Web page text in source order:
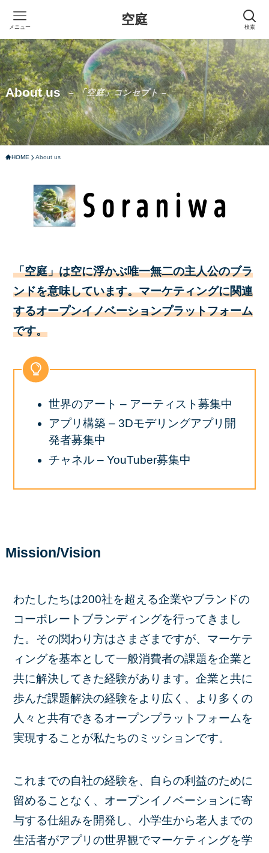
空庭 検索
メニュー
About us – 「空庭」コンセプト –
HOME About us
「空庭」は空に浮かぶ唯一無二の主人公のブラ
ンドを意味しています。マーケティングに関連
するオープンイノベーションプラットフォーム
です。
世界のアート – アーティスト募集中
アプリ構築 – 3Dモデリングアプリ開
発者募集中
チャネル – YouTuber募集中
Mission/Vision
わたしたちは200社を超える企業やブランドの
コーポレートブランディングを行ってきまし
た。その関わり方はさまざまですが、マーケテ
ィングを基本として一般消費者の課題を企業と
共に解決してきた経験があります。企業と共に
歩んだ課題解決の経験をより広く、より多くの
人々と共有できるオープンプラットフォームを
実現することが私たちのミッションです。
これまでの自社の経験を、自らの利益のために
留めることなく、オープンイノベーションに寄
与する仕組みを開発し、小学生から老人までの
生活者がアプリの世界観でマーケティングを学